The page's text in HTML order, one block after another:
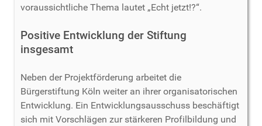
voraussichtliche Thema lautet „Echt jetzt!?“.
Positive Entwicklung der Stiftung
insgesamt
Neben der Projektförderung arbeitet die
Bürgerstiftung Köln weiter an ihrer organisatorischen
Entwicklung. Ein Entwicklungsausschuss beschäftigt
sich mit Vorschlägen zur stärkeren Profilbildung und